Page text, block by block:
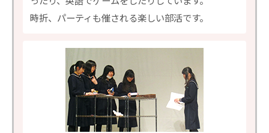
時折、パーティも催される楽しい部活です。